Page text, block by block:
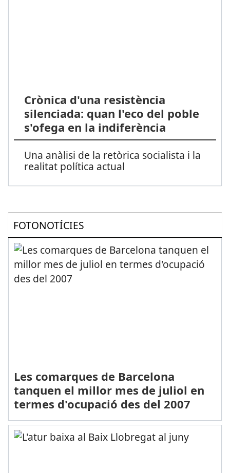
Crònica d'una resistència
silenciada: quan l'eco del poble
s'ofega en la indiferència
Una anàlisi de la retòrica socialista i la
realitat política actual
FOTONOTÍCIES
Les comarques de Barcelona
tanquen el millor mes de juliol en
termes d'ocupació des del 2007